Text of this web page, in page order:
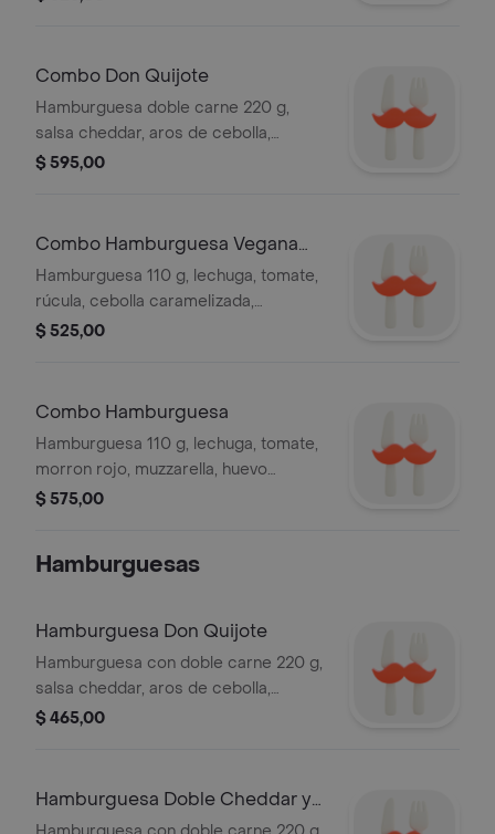
Combo Don Quijote
Hamburguesa doble carne 220 g,
salsa cheddar, aros de cebolla,
lechuga morada y tomate,
$ 595,00
Combo Hamburguesa Vegana
Cervantes
Hamburguesa 110 g, lechuga, tomate,
rúcula, cebolla caramelizada,
acompañado de papas fritas y
$ 525,00
Combo Hamburguesa
Hamburguesa 110 g, lechuga, tomate,
morron rojo, muzzarella, huevo
cocido, muzzarella, acompañado de
$ 575,00
Hamburguesas
Hamburguesa Don Quijote
Hamburguesa con doble carne 220 g,
salsa cheddar, aros de cebolla,
lechuga morada y tomate.
$ 465,00
Hamburguesa Doble Cheddar y
Bacon